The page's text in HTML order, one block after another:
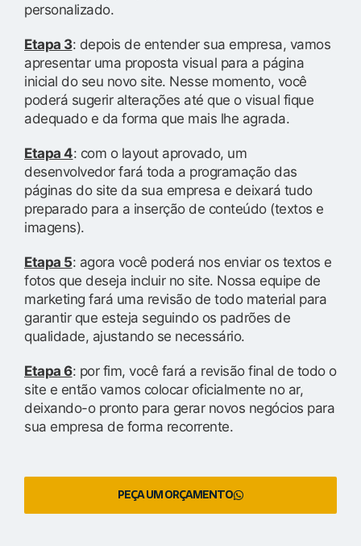
personalizado.
Etapa 3: depois de entender sua empresa, vamos
apresentar uma proposta visual para a página
inicial do seu novo site. Nesse momento, você
poderá sugerir alterações até que o visual fique
adequado e da forma que mais lhe agrada.
Etapa 4: com o layout aprovado, um
desenvolvedor fará toda a programação das
páginas do site da sua empresa e deixará tudo
preparado para a inserção de conteúdo (textos e
imagens).
Etapa 5: agora você poderá nos enviar os textos e
fotos que deseja incluir no site. Nossa equipe de
marketing fará uma revisão de todo material para
garantir que esteja seguindo os padrões de
qualidade, ajustando se necessário.
Etapa 6: por fim, você fará a revisão final de todo o
site e então vamos colocar oficialmente no ar,
deixando-o pronto para gerar novos negócios para
sua empresa de forma recorrente.
PEÇA UM ORÇAMENTO